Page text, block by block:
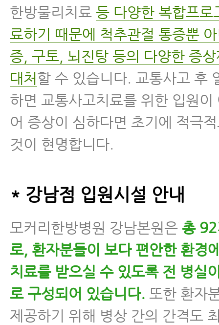
한방물리치료 등 다양한 복합프로
료하기 때문에 척추관절 통증뿐
증, 구토, 뇌진탕 등의 다양한 증
대처할 수 있습니다. 교통사고 후
하면 교통사고치료를 위한 입원이
어 증상이 심하다면 초기에 적극
것이 현명합니다.
* 강남점 입원시설 안내
모커리한방병원 강남본원은 총
로, 환자분들이 보다 편안한 환경
치료를 받으실 수 있도록 전 병실
로 구성되어 있습니다. 또한 환자
제공하기 위해 병상 간의 간격도